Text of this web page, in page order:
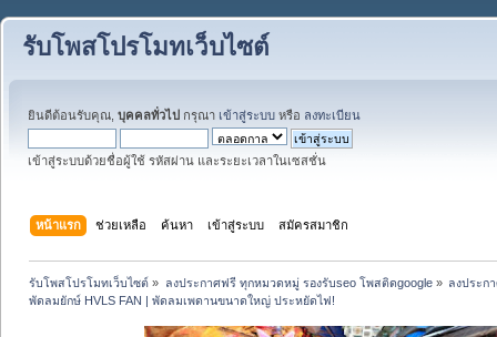
รับโพสโปรโมทเว็บไซต์
ยินดีต้อนรับคุณ, บุคคลทั่วไป กรุณา เข้าสู่ระบบ หรือ ลงทะเบียน
เข้าสู่ระบบด้วยชื่อผู้ใช้ รหัสผ่าน และระยะเวลาในเซสชั่น
หน้าแรก ช่วยเหลือ ค้นหา เข้าสู่ระบบ สมัครสมาชิก
รับโพสโปรโมทเว็บไซต์ » ลงประกาศฟรี ทุกหมวดหมู่ รองรับseo โพสติดgoogle» ลงประก
พัดลมยักษ์ HVLS FAN | พัดลมเพดานขนาดใหญ่ ประหยัดไฟ!